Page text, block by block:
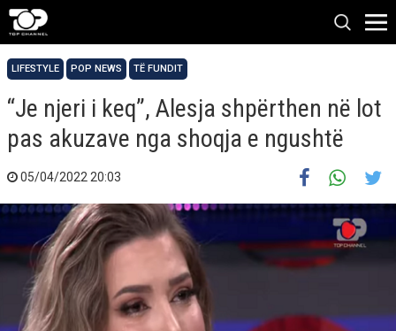
LIFESTYLE POP NEWS TË FUNDIT
“Je njeri i keq”, Alesja shpërthen në lot
pas akuzave nga shoqja e ngushtë
05/04/2022 20:03